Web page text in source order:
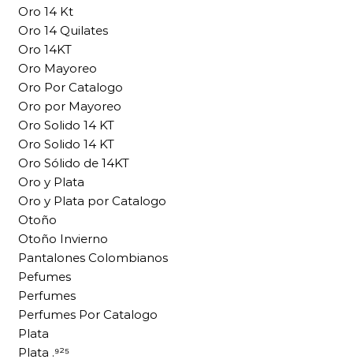
Oro 14 Kt
Oro 14 Quilates
Oro 14KT
Oro Mayoreo
Oro Por Catalogo
Oro por Mayoreo
Oro Solido 14 KT
Oro Solido 14 KT
Oro Sólido de 14KT
Oro y Plata
Oro y Plata por Catalogo
Otoño
Otoño Invierno
Pantalones Colombianos
Pefumes
Perfumes
Perfumes Por Catalogo
Plata
Plata .⁹²⁵